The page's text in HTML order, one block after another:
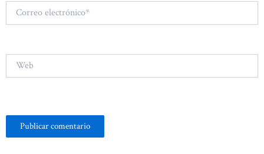
Correo
electrónico*
Web